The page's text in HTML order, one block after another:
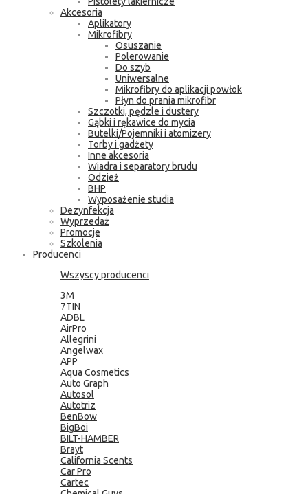
Akcesoria
Aplikatory
Mikrofibry
Osuszanie
Polerowanie
Do szyb
Uniwersalne
Mikrofibry do aplikacji powłok
Płyn do prania mikrofibr
Szczotki, pędzle i dustery
Gąbki i rękawice do mycia
Butelki/Pojemniki i atomizery
Torby i gadżety
Inne akcesoria
Wiadra i separatory brudu
Odzież
BHP
Wyposażenie studia
Dezynfekcja
Wyprzedaż
Promocje
Szkolenia
Producenci
Wszyscy producenci
3M
7TIN
ADBL
AirPro
Allegrini
Angelwax
APP
Aqua Cosmetics
Auto Graph
Autosol
Autotriz
BenBow
BigBoi
BILT-HAMBER
Brayt
California Scents
Car Pro
Cartec